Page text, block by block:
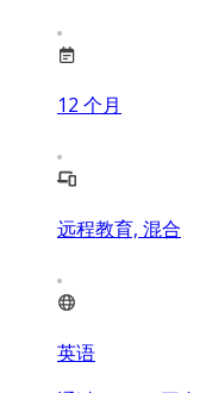
12 个月
远程教育, 混合
英语